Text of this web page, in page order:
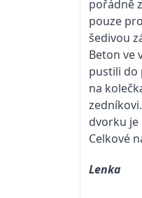
pořádně
pouze
šedivou
Beton ve
pustili do
na
dvorku je
Celkové
Lenka